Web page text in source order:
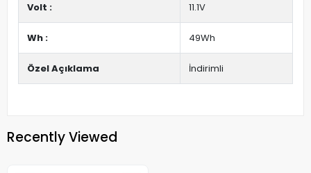
Volt : 11.1V
Wh : 49Wh
Özel Açıklama İndirimli
Recently Viewed